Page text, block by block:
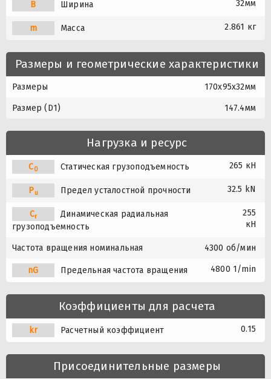
B Ширина 32мм
m Масса 2.861 кг
Размеры и геометрические характеристики
Размеры 170x95x32мм
Размер (D1) 147.4мм
Нагрузка и ресурс
C0 Статическая грузоподъемность 265 кН
Pu Предел усталостной прочности 32.5 kN
Cr
Динамическая радиальная
грузоподъемность
255
кН
Частота вращения номинальная 4300 об/мин
nG Предельная частота вращения 4800 1/min
Коэффициенты для расчета
kr Расчетный коэффициент 0.15
Присоединительные размеры